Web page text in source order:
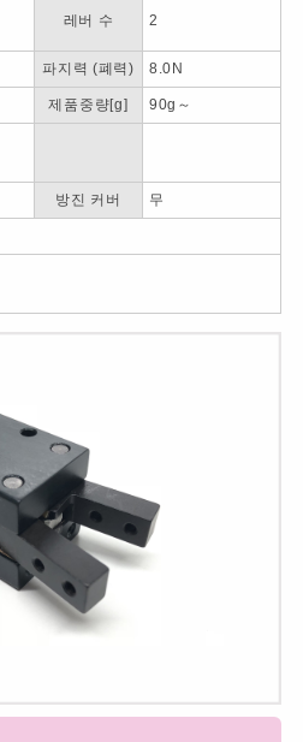
레버 수 2
파지력 (폐력) 8.0N
제품중량[g] 90g～
방진 커버 무